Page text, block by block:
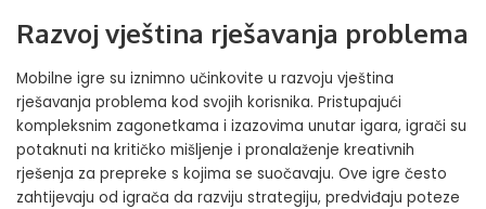
Razvoj vještina rješavanja problema
Mobilne igre su iznimno učinkovite u razvoju vještina
rješavanja problema kod svojih korisnika. Pristupajući
kompleksnim zagonetkama i izazovima unutar igara, igrači su
potaknuti na kritičko mišljenje i pronalaženje kreativnih
rješenja za prepreke s kojima se suočavaju. Ove igre često
zahtijevaju od igrača da razviju strategiju, predviđaju poteze